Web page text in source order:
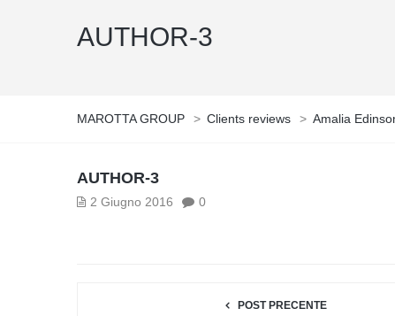
AUTHOR-3
MAROTTA GROUP > Clients reviews > Amalia
AUTHOR-3
2 Giugno 2016 0
POST PRECENTE